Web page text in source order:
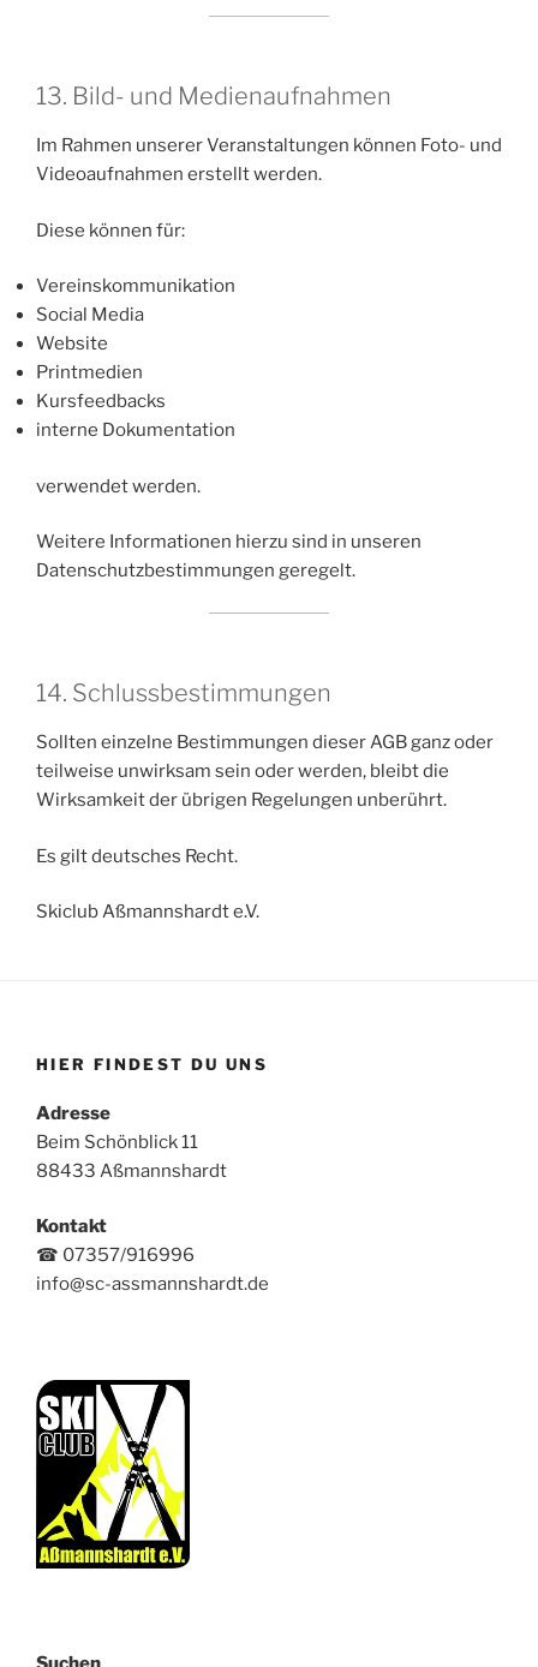
13. Bild- und Medienaufnahmen
Im Rahmen unserer Veranstaltungen können Foto- und
Videoaufnahmen erstellt werden.
Diese können für:
Vereinskommunikation
Social Media
Website
Printmedien
Kursfeedbacks
interne Dokumentation
verwendet werden.
Weitere Informationen hierzu sind in unseren
Datenschutzbestimmungen geregelt.
14. Schlussbestimmungen
Sollten einzelne Bestimmungen dieser AGB ganz oder
teilweise unwirksam sein oder werden, bleibt die
Wirksamkeit der übrigen Regelungen unberührt.
Es gilt deutsches Recht.
Skiclub Aßmannshardt e.V.
HIER FINDEST DU UNS
Adresse
Beim Schönblick 11
88433 Aßmannshardt
Kontakt
☎ 07357/916996
info@sc-assmannshardt.de